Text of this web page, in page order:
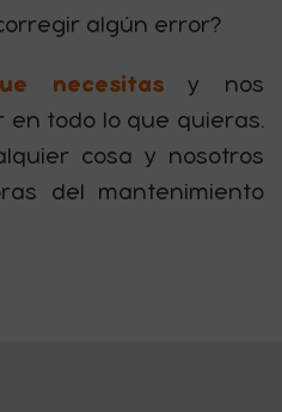
algún error?
necesitasy nos
todo lo que quieras.
cosa y nosotros
del mantenimiento